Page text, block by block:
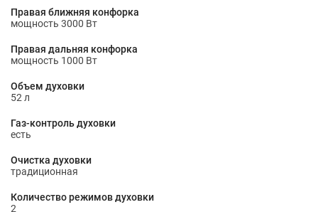
Правая ближняя конфорка
мощность 3000 Вт
Правая дальняя конфорка
мощность 1000 Вт
Объем духовки
52 л
Газ-контроль духовки
есть
Очистка духовки
традиционная
Количество режимов духовки
2